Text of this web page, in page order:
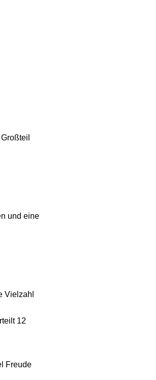
und eine
Vielzahl
12
Freude